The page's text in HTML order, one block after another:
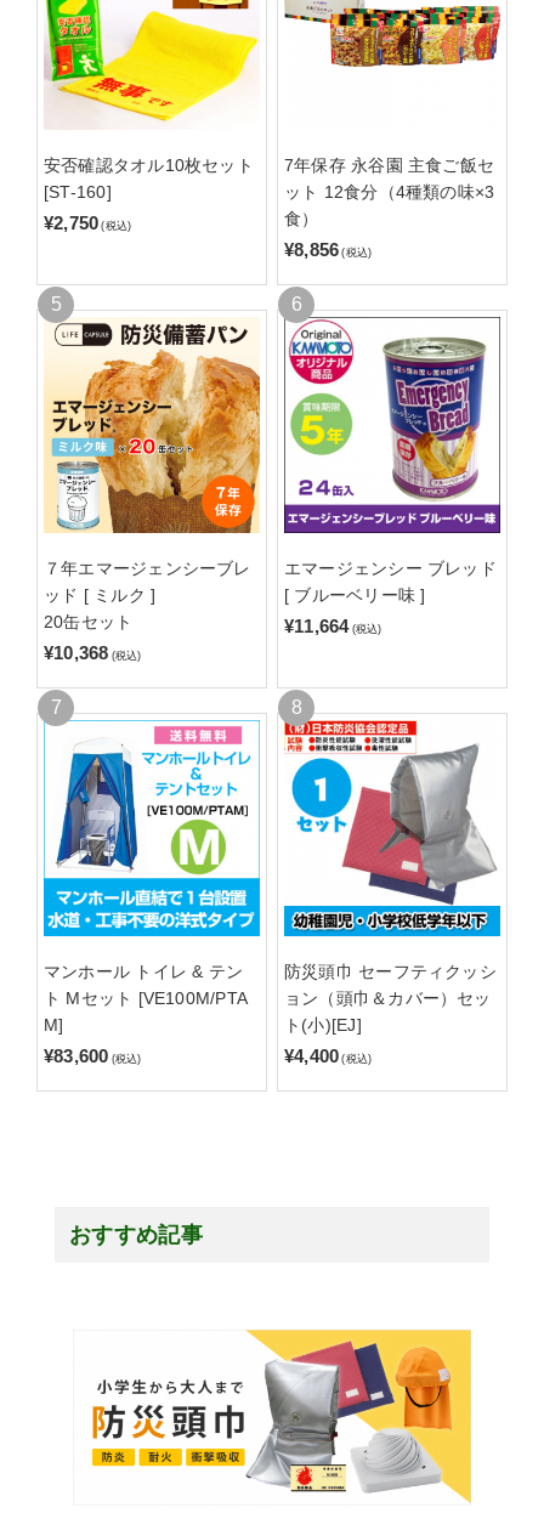
安否確認タオル10枚セット
[ST-160]
¥2,750 (税込)
7年保存 永谷園 主食ご飯セ
ット 12食分（4種類の味×3
食）
¥8,856 (税込)
７年エマージェンシーブレ
ッド [ ミルク ]
20缶セット
¥10,368 (税込)
エマージェンシー ブレッド
[ ブルーベリー味 ]
¥11,664 (税込)
マンホール トイレ & テン
ト Mセット [VE100M/PTA
M]
¥83,600 (税込)
防災頭巾 セーフティクッシ
ョン（頭巾＆カバー）セッ
ト(小)[EJ]
¥4,400 (税込)
おすすめ記事